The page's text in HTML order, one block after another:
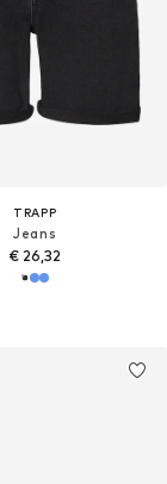
TRAPP
Jeans
€ 26,32